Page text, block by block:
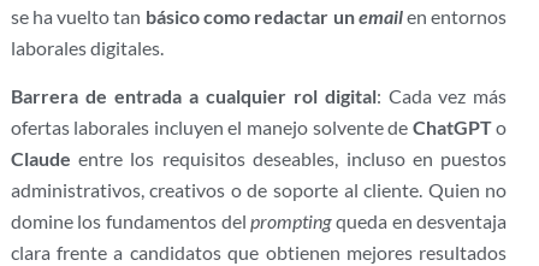
se ha vuelto tan básico como redactar unemailen entornos
laborales digitales.
Barrera de entrada a cualquier rol digital: Cada vez más
ofertas laborales incluyen el manejo solvente de ChatGPTo
Claude entre los requisitos deseables, incluso en puestos
administrativos, creativos o de soporte al cliente. Quien no
domine los fundamentos delpromptingqueda en desventaja
clara frente a candidatos que obtienen mejores resultados